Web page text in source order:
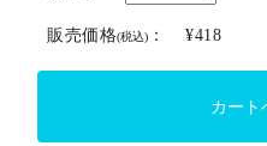
販売価格(税込) ： ¥418